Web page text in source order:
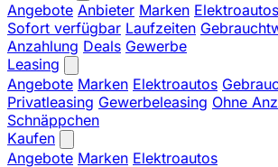
Angebote Anbieter Marken Elektroautos
Sofort verfügbar Laufzeiten
Anzahlung Deals Gewerbe
Leasing
Angebote Marken Elektroautos
Privatleasing Gewerbeleasing Ohne
Schnäppchen
Kaufen
Angebote Marken Elektroautos